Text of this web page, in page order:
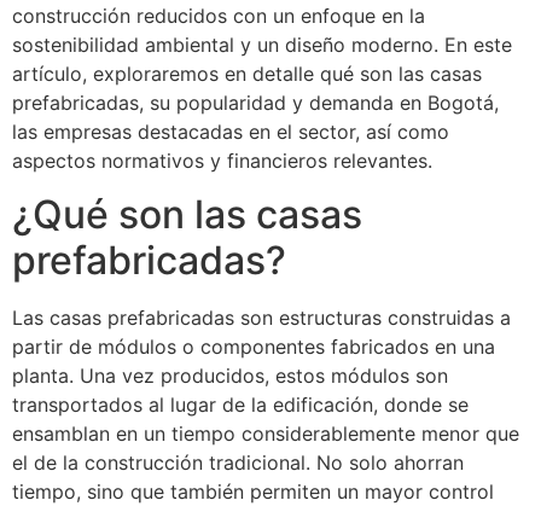
construcción reducidos con un enfoque en la
sostenibilidad ambiental y un diseño moderno. En este
artículo, exploraremos en detalle qué son las casas
prefabricadas, su popularidad y demanda en Bogotá,
las empresas destacadas en el sector, así como
aspectos normativos y financieros relevantes.
¿Qué son las casas
prefabricadas?
Las casas prefabricadas son estructuras construidas a
partir de módulos o componentes fabricados en una
planta. Una vez producidos, estos módulos son
transportados al lugar de la edificación, donde se
ensamblan en un tiempo considerablemente menor que
el de la construcción tradicional. No solo ahorran
tiempo, sino que también permiten un mayor control